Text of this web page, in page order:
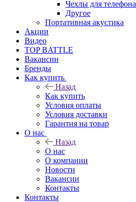
Чехлы для телефона
Другое
Портативная акустика
Акции
Видео
TOP BATTLE
Вакансии
Бренды
Как купить
Назад
Как купить
Условия оплаты
Условия доставки
Гарантия на товар
О нас
Назад
О нас
О компании
Новости
Вакансии
Контакты
Контакты